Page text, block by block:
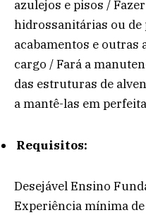
azulejos e pisos /
hidrossanitárias ou de
acabamentos e outras
cargo / Fará a
das estruturas de
a mantê-las em
Requisitos:
Desejável Ensino
Experiência mínima